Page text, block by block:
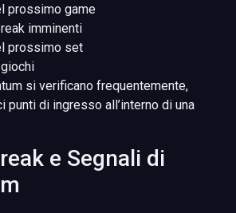
prossimo game
imminenti
prossimo set
si verificano frequentemente,
punti di ingresso all’interno di una
e Segnali di